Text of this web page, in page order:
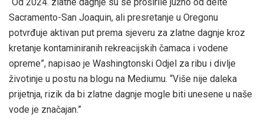
“Od 2024. zlatne dagnje su se proširile južno od delte
Sacramento-San Joaquin, ali presretanje u Oregonu
potvrđuje aktivan put prema sjeveru za zlatne dagnje kroz
kretanje kontaminiranih rekreacijskih čamaca i vodene
opreme”, napisao je Washingtonski Odjel za ribu i divlje
životinje u postu na blogu na Mediumu. “Više nije daleka
prijetnja, rizik da bi zlatne dagnje mogle biti unesene u naše
vode je značajan.”